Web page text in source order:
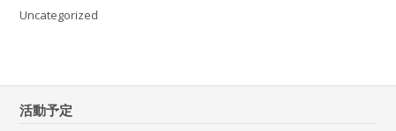
Uncategorized
活動予定